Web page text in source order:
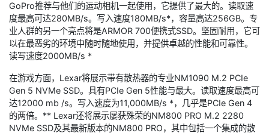
GoPro推荐与他们的运动相机一起使用，它提供了最大的。读取速
度最高可达280MB/s。写入速度180MB/s*，容量高达256GB。专
业人群的另一个亮点将是ARMOR 700便携式SSD。坚固耐用，它可
以在最恶劣的环境中随时随地使用，并提供卓越的性能和可靠性。
读写速度2000MB/s *
在游戏方面，Lexar将展示带有散热器的专业NM1090 M.2 PCIe
Gen 5 NVMe SSD。具有PCIe Gen 5性能与最大。读取速度最高可
达12000 mb /s。写入速度为11,000MB/s *，几乎是PCIe Gen 4
的两倍。** Lexar还将展示屡获殊荣的NM800 PRO M.2 2280
NVMe SSD及其最新版本的NM800 PRO，其中包括一个集成的散